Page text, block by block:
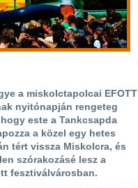
a miskolctapolcai EFOTT
nyitónapján rengeteg
este a Tankcsapda
a közel egy hetes
tért vissza Miskolcra, és
szórakozásé lesz a
fesztiválvárosban.